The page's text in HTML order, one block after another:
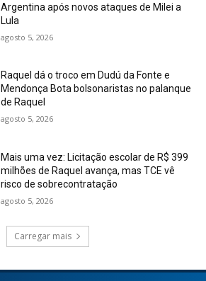
Argentina após novos ataques de Milei a
Lula
agosto 5, 2026
Raquel dá o troco em Dudú da Fonte e
Mendonça Bota bolsonaristas no palanque
de Raquel
agosto 5, 2026
Mais uma vez: Licitação escolar de R$ 399
milhões de Raquel avança, mas TCE vê
risco de sobrecontratação
agosto 5, 2026
Carregar mais